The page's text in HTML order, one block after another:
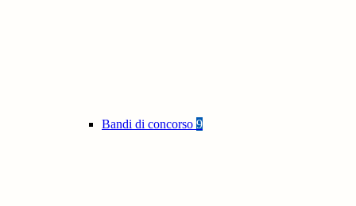
Bandi di concorso 9